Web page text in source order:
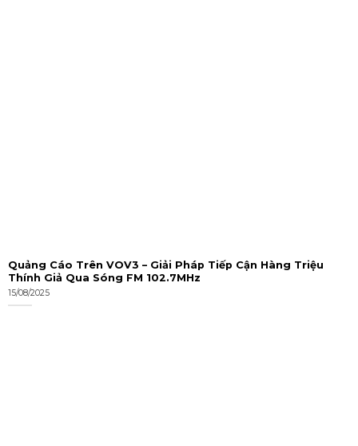
Quảng Cáo Trên VOV3 – Giải Pháp Tiếp Cận Hàng Triệu
Thính Giả Qua Sóng FM 102.7MHz
15/08/2025